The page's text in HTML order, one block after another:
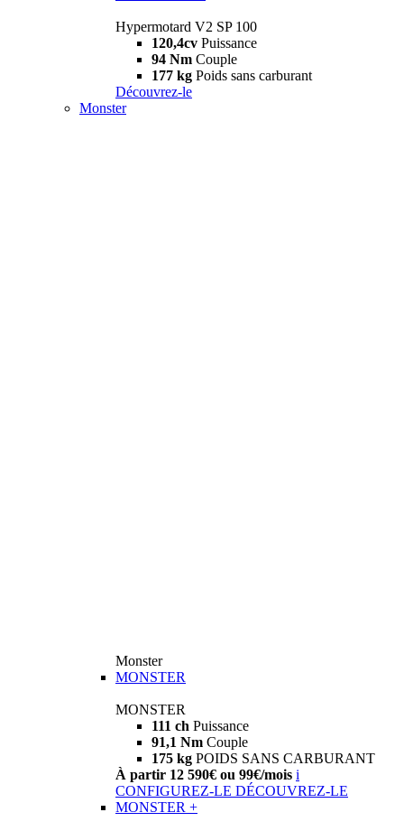
Hypermotard V2 SP 100
120,4cv Puissance
94 Nm Couple
177 kg Poids sans carburant
Découvrez-le
Monster
Monster
MONSTER
MONSTER
111 ch Puissance
91,1 Nm Couple
175 kg POIDS SANS CARBURANT
À partir 12 590€ ou 99€/mois i
CONFIGUREZ-LE DÉCOUVREZ-LE
MONSTER +